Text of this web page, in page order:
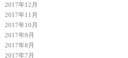
2017年12月
2017年11月
2017年10月
2017年9月
2017年8月
2017年7月